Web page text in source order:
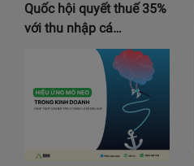
Quốc hội quyết thuế 35%
với thu nhập cá…